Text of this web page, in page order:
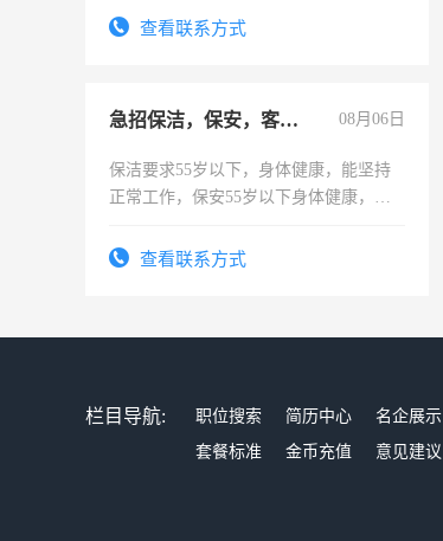
试用期1-3个月，转正后交纳五险，
查看联系方式
急招保洁，保安，客服，工程 08月06日
保洁要求55岁以下，身体健康，能坚持
正常工作，保安55岁以下身体健康，有
录，客服要求45岁以下高中以上文化，
查看联系方式
栏目导航: 职位搜索 简历中心 名企展示
套餐标准
金币充值 意见建议